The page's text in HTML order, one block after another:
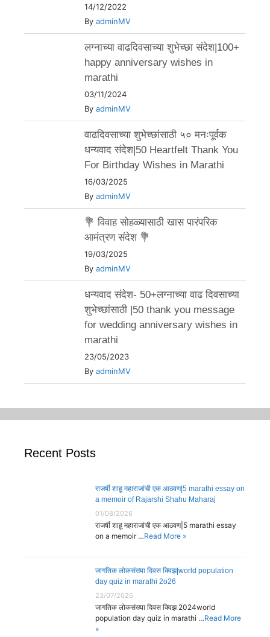
14/12/2022
By adminMV
लग्नाच्या वाढदिवसाच्या शुभेच्छा संदेश|100+
happy anniversary wishes in
marathi
03/11/2024
By adminMV
वाढदिवसाच्या शुभेच्छांसाठी ५० मनःपूर्वक
धन्यवाद संदेश|50 Heartfelt Thank You
For Birthday Wishes in Marathi
16/03/2025
By adminMV
💐 विवाह सोहळ्यासाठी खास पारंपरिक
आमंत्रण संदेश 💐
19/03/2025
By adminMV
धन्यवाद संदेश- 50+लग्नाच्या वाढ दिवसाच्या
शुभेच्छांसाठी |50 thank you message
for wedding anniversary wishes in
marathi
23/05/2023
By adminMV
Recent Posts
राजर्षी शाहू महाराजांची एक आठवण|5 marathi essay on
a memoir of Rajarshi Shahu Maharaj
01/08/2026
राजर्षी शाहू महाराजांची एक आठवण|5 marathi essay
on a memoir …Read More »
जागतिक लोकसंख्या दिवस क्विझ|world population
day quiz in marathi 2o26
23/07/2026
जागतिक लोकसंख्या दिवस क्विझ 2024world
population day quiz in marathi …Read More
»